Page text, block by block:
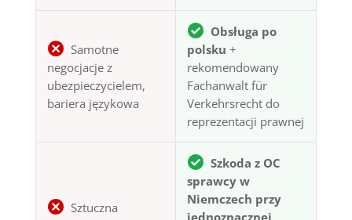
Samotne
negocjacje z
ubezpieczycielem,
bariera językowa
Obsługa po
polsku +
rekomendowany
Fachanwalt für
Verkehrsrecht do
reprezentacji prawnej
Sztuczna
Szkoda z OC
sprawcy w
Niemczech przy
jednoznacznej